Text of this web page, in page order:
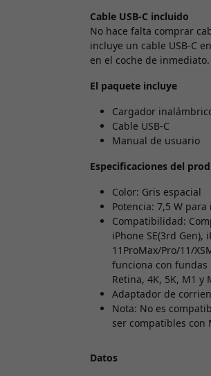
Cable USB-C incluido
No hace falta comprar
incluye un cable USB-C
en el coche de inmediato.
El paquete incluye
Cargador
Cable USB-C
Manual de usuario
Especificaciones del
Color: Gris espacial
Potencia: 7,5 W para
Compatibilidad:
iPhone SE(3rd Gen),
11ProMax/Pro/11/
funciona con fundas
Retina, 4K, 5K, M1 y
Adaptador de
Nota: No es
ser compatibles con
Datos